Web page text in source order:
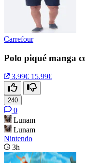
Carrefour
Polo piqué manga
3.99€ 15.99€
240
0
Lunam
Lunam
Nintendo
3h